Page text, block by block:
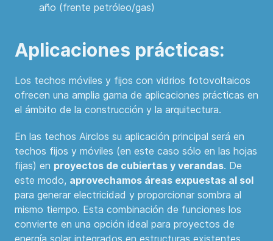
año (frente petróleo/gas)
Aplicaciones prácticas:
Los techos móviles y fijos con vidrios fotovoltaicos
ofrecen una amplia gama de aplicaciones prácticas en
el ámbito de la construcción y la arquitectura.
En las techos Airclos su aplicación principal será en
techos fijos y móviles (en este caso sólo en las hojas
fijas) en proyectos de cubiertas y verandas. De
este modo, aprovechamos áreas expuestas al sol
para generar electricidad y proporcionar sombra al
mismo tiempo. Esta combinación de funciones los
convierte en una opción ideal para proyectos de
energía solar integrados en estructuras existentes.